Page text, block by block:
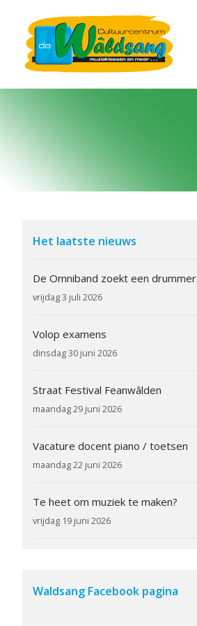
Het laatste nieuws
De Omniband zoekt een drummer
vrijdag 3 juli 2026
Volop examens
dinsdag 30 juni 2026
Straat Festival Feanwâlden
maandag 29 juni 2026
Vacature docent piano / toetsen
maandag 22 juni 2026
Te heet om muziek te maken?
vrijdag 19 juni 2026
Waldsang Facebook pagina